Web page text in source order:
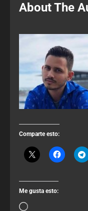
About The
Comparte esto:
Me gusta esto: